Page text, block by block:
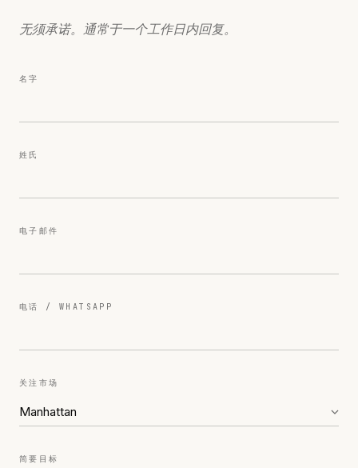
无须承诺。通常于一个工作日内回复。
名字
姓氏
电子邮件
电话 / WHATSAPP
关注市场
简要目标